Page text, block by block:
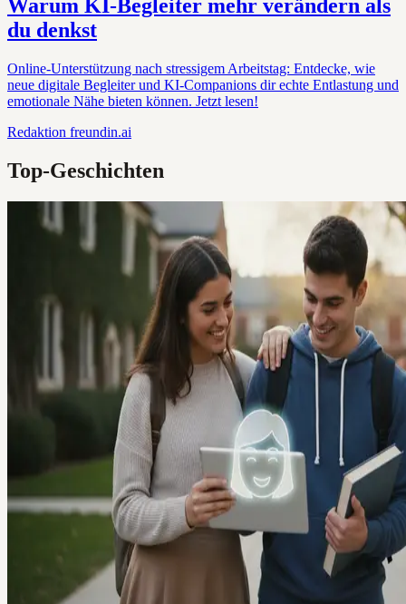
Warum KI-Begleiter mehr verändern als
du denkst
Online-Unterstützung nach stressigem Arbeitstag: Entdecke, wie
neue digitale Begleiter und KI-Companions dir echte Entlastung und
emotionale Nähe bieten können. Jetzt lesen!
Redaktion freundin.ai
Top-Geschichten